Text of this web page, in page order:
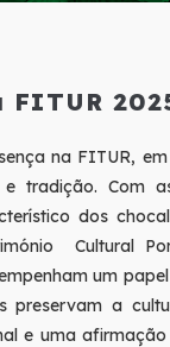
FITUR
na FITUR,
tradição. Com
dos
Cultural
um
preservam a
e uma